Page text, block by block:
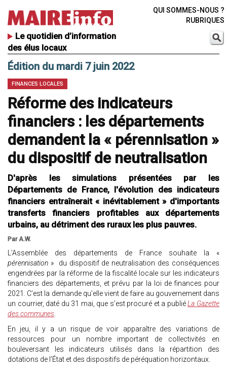
Le quotidien d’information
des élus locaux
QUI SOMMES-NOUS ?
RUBRIQUES
Édition du mardi 7 juin 2022
FINANCES LOCALES
Réforme des indicateurs
financiers : les départements
demandent la « pérennisation »
du dispositif de neutralisation
D'après les simulations présentées par les
Départements de France, l'évolution des indicateurs
financiers entraînerait « inévitablement » d'importants
transferts financiers profitables aux départements
urbains, au détriment des ruraux les plus pauvres.
Par A.W.
L’Assemblée des départements de France souhaite la «
pérennisation » du dispositif de neutralisation des conséquences
engendrées par la réforme de la fiscalité locale sur les indicateurs
financiers des départements, et prévu par la loi de finances pour
2021. C’est la demande qu’elle vient de faire au gouvernement dans
un courrier, daté du 31 mai, que s’est procuré et a publiéLa Gazette
des communes.
En jeu, il y a un risque de voir apparaître des variations de
ressources pour un nombre important de collectivités en
bouleversant les indicateurs utilisés dans la répartition des
dotations de l’État et des dispositifs de péréquation horizontaux.